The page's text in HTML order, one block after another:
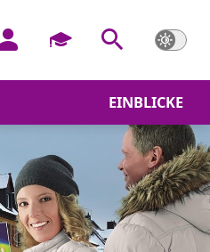
EINBLICKE
online